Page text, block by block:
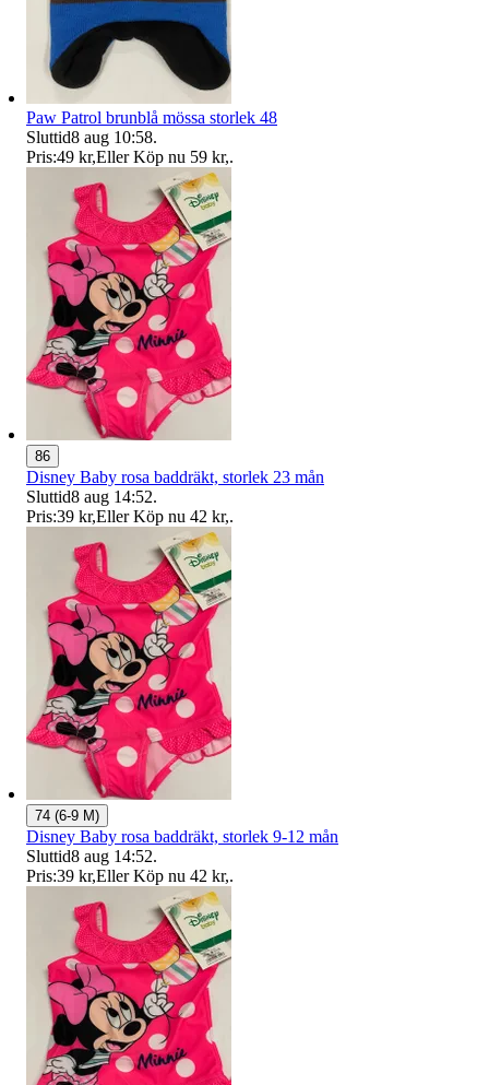
Paw Patrol brunblå mössa storlek 48
Sluttid8 aug 10:58.
Pris:49 kr,Eller Köp nu 59 kr,.
86
Disney Baby rosa baddräkt, storlek 23 mån
Sluttid8 aug 14:52.
Pris:39 kr,Eller Köp nu 42 kr,.
74 (6-9 M)
Disney Baby rosa baddräkt, storlek 9-12 mån
Sluttid8 aug 14:52.
Pris:39 kr,Eller Köp nu 42 kr,.